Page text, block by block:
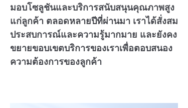
มอบโซลูชันและบริการสนับสนุนคุณภาพสูง
แก่ลูกค้า ตลอดหลายปีที่ผ่านมา เราได้สั่งสม
ประสบการณ์และความรู้มากมาย และยังคง
ขยายขอบเขตบริการของเราเพื่อตอบสนอง
ความต้องการของลูกค้า
ชิป/เครื่องส่งสัญญาณและเกจวัด